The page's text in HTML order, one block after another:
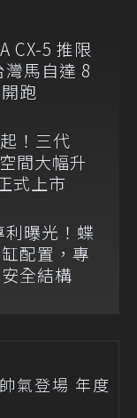
CX-5 推限
馬自達 8
跑
！三代
間大幅升
式上市
曝光！蝶
配置，專
全結構
氣登場 年度